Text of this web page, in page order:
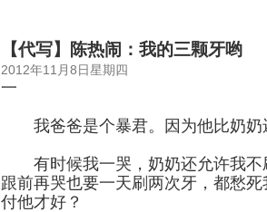
【代写】陈热闹：我的三颗牙哟
2012年11月8日星期四
一
我爸爸是个暴君。 因为他比奶
有时候我一哭，奶奶还允许我不
跟前再哭也要一天刷两次牙，都愁
付他才好？